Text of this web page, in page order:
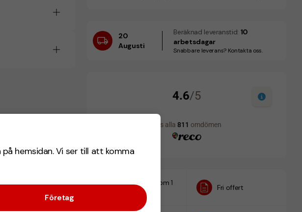
hemsidan. Vi ser till att komma
Företag
20
Augusti
Beräknad leveranstid: 10
arbetsdagar
Snabbare leverans? Kontakta oss.
Designskiss inom 1
Fri offert